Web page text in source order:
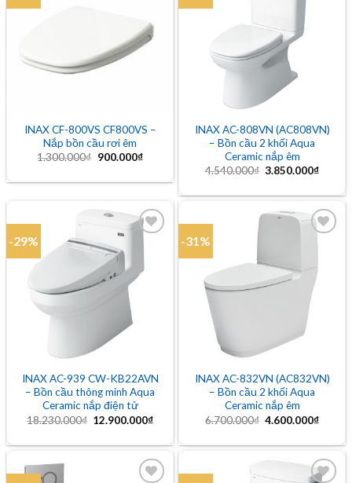
Add to
wishlist
INAX CF-800VS CF800VS –
Nắp bồn cầu rơi êm
1.300.000₫ Giá
1.300.000₫.
900.000₫Giá
là:
900.000₫.
Add to
wishlist
INAX AC-808VN (AC808VN)
– Bồn cầu 2 khối Aqua
Ceramic nắp êm
4.540.000₫ Giá
4.540.000₫.
3.850.000₫Giá
là:
-29%
Add to
wishlist
INAX AC-939 CW-KB22AVN
– Bồn cầu thông minh Aqua
Ceramic nắp điện tử
18.230.000₫ Giá
18.230.000₫.
12.900.000₫Giá
là:
12.900.000₫.
-31%
wishlist
INAX AC-832VN (AC832VN)
– Bồn cầu 2 khối Aqua
Ceramic nắp êm
6.700.000₫ Giá
6.700.000₫.
4.600.000₫Giá
là: